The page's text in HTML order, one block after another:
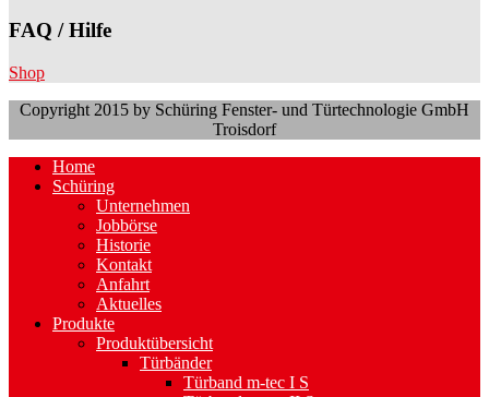
FAQ / Hilfe
Shop
Copyright 2015 by Schüring Fenster- und Türtechnologie GmbH
Troisdorf
Home
Schüring
Unternehmen
Jobbörse
Historie
Kontakt
Anfahrt
Aktuelles
Produkte
Produktübersicht
Türbänder
Türband m-tec I S